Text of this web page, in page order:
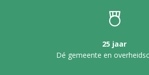
25 jaar
Dé gemeente en